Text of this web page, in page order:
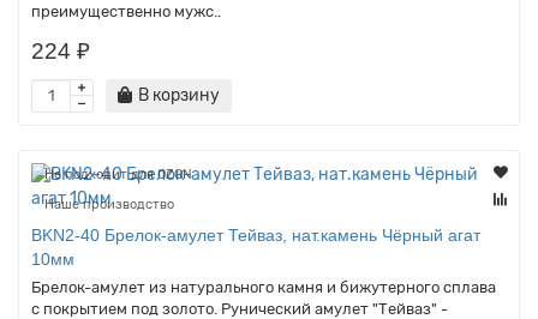
преимущественно мужс..
224 ₽
В корзину
Не подходит для OZON
Наше производство
BKN2-40 Брелок-амулет Тейваз, нат.камень Чёрный агат
10мм
Брелок-амулет из натурального камня и бижутерного сплава
с покрытием под золото. Рунический амулет "Тейваз" -